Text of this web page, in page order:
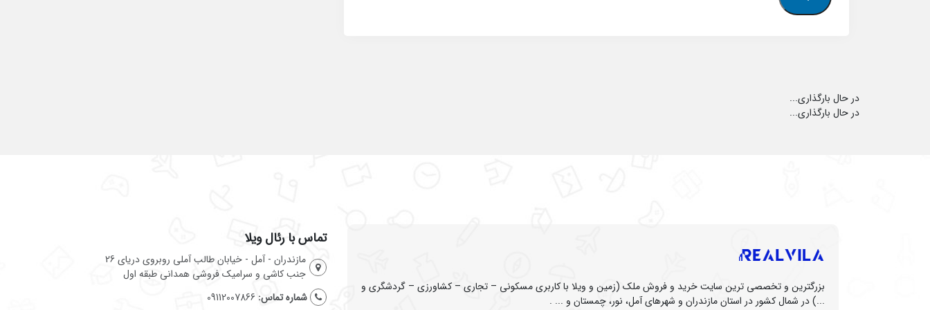
در حال بارگذاری...
در حال بارگذاری...
بزرگترین و تخصصی ترین سایت خرید و فروش ملک (زمین و ویلا با کاربری مسکونی – تجاری – کشاورزی – گردشگری و
...) در شمال کشور در استان مازندران و شهرهای آمل، نور، چمستان و ... .
تماس با رئال ویلا
مازندران - آمل - خیابان طالب آملی روبروی دریای 26
جنب کاشی و سرامیک فروشی همدانی طبقه اول
شماره تماس: 09112007866